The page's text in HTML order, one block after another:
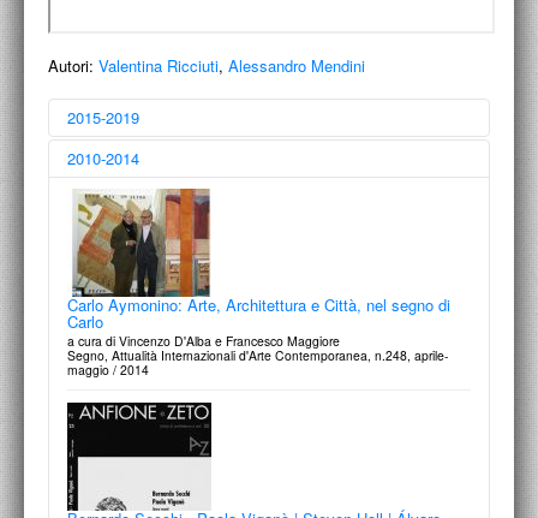
PROGETTI CULTURALI
PROGETTO T.E.S.I.
Autori: Valentina Ricciuti, Alessandro Mendini
2015-2019
Comunità Italia: Architettura / Città / Paesaggio 1945-
2000
a cura di Alberto Ferlenga e Marco Biraghi
Silvana Editoriale | La Triennale / 2015
Quarant’anni di storia raccontati attraverso libri, cataloghi
e collane.
di Rossella Martino
Segno, Attualità Internazionali d'Arte Contemporanea, n.252, marzo-
2010-2014
Carlo Aymonino: Arte, Architettura e Città, nel segno di
Carlo
a cura di Vincenzo D'Alba e Francesco Maggiore
Segno, Attualità Internazionali d'Arte Contemporanea, n.248, aprile-
maggio / 2014